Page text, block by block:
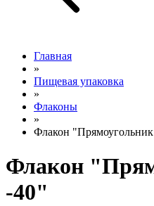
Главная
»
Пищевая упаковка
»
Флаконы
»
Флакон
Флакон
-40"